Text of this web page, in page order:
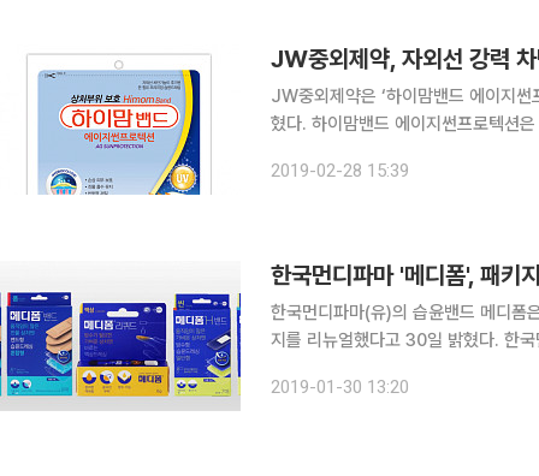
JW중외제약, 자외선 강력 차
JW중외제약은 ‘하이맘밴드 에이지
혔다. 하이맘밴드 에이지썬프로텍션은 은(Ag)과 자외선 차단 성분을 갖춘 국내 유일의 프리미엄 습
로 상처 부위의 색소 침착을 줄여주는
2019-02-28 15:39
한국먼디파마 '메디폼', 패키
한국먼디파마(유)의 습윤밴드 메디폼
지를 리뉴얼했다고 30일 밝혔다. 한국먼디파마는 2017년 실시한 ‘습윤밴드 관련 소비자 인식 조
모르는 것으로 나타나 소비자들이 상
2019-01-30 13:20